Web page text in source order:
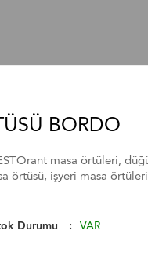
BORDO
masa örtüleri,
örtüsü, işyeri masa
Durumu VAR